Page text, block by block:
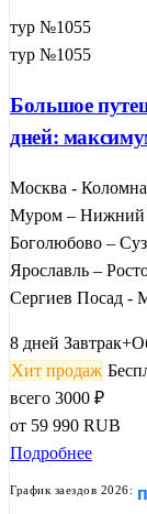
тур №1055
тур №1055
Большое
дней:
Москва -
Муром – Нижний
Боголюбово –
Ярославль –
Сергиев Посад -
8 дней
Хит продаж
всего 3000 ₽
от 59 990 RUB
Подробнее
График заездов 2026: